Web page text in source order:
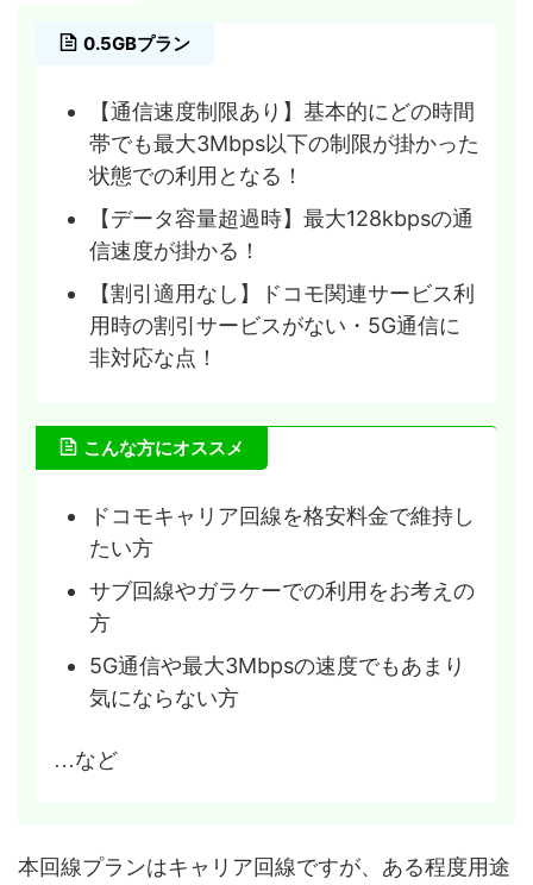
0.5GBプラン
【通信速度制限あり】基本的にどの時間
帯でも最大3Mbps以下の制限が掛かった
状態での利用となる！
【データ容量超過時】最大128kbpsの通
信速度が掛かる！
【割引適用なし】ドコモ関連サービス利
用時の割引サービスがない・5G通信に
非対応な点！
こんな方にオススメ
ドコモキャリア回線を格安料金で維持し
たい方
サブ回線やガラケーでの利用をお考えの
方
5G通信や最大3Mbpsの速度でもあまり
気にならない方
…など
本回線プランはキャリア回線ですが、ある程度用途